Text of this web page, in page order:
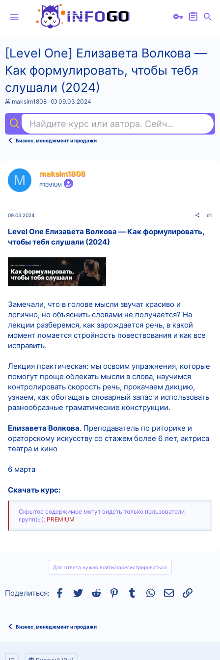
[Level One] Елизавета Волкова ―
Как формулировать, чтобы тебя
слушали (2024)
А
т
о
т
maksim1808
Д
а
н
а
а
09.03.2024
Найдите курс или автора. Сейчас ищут
Бизнес, менеджмент и продажи
M maksim1808
PREMIUM
09.03.2024 #1
Level One Елизавета Волкова ― Как формулировать,
чтобы тебя слушали (2024)
Замечали, что в голове мысли звучат красиво и
логично, но объяснить словами не получается? На
лекции разберемся, как зарождается речь, в какой
момент ломается стройность повествования и как все
исправить.
Лекция практическая: мы освоим упражнения, которые
помогут проще облекать мысли в слова, научимся
контролировать скорость речь, прокачаем дикцию,
узнаем, как обогащать словарный запас и использовать
разнообразные граматические конструкции.
Елизавета Волкова. Преподаватель по риторике и
ораторскому искусству со стажем более 6 лет, актриса
театра и кино
6 марта
Скачать курс:
Скрытое содержимое могут видеть только пользователи
групп(ы): PREMIUM
Для ответа нужно войти/зарегистрироваться
Поделиться: Facebook
TwitterReddit Pinterest
Tumblr WhatsAppСсылка
Бизнес, менеджмент и продажи